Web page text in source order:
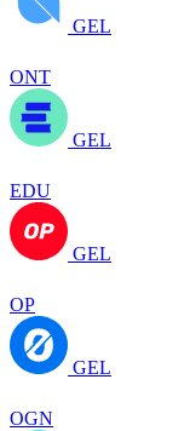
GEL
ONT
GEL
EDU
GEL
OP
GEL
OGN